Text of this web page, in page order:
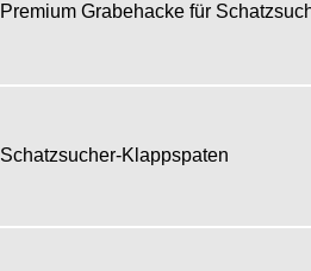
Premium Grabehacke für
Schatzsucher-Klappspaten